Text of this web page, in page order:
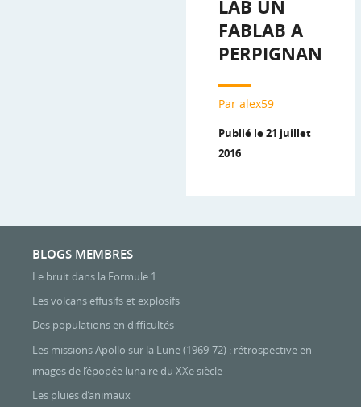
LAB UN
FABLAB A
PERPIGNAN
Par alex59
Publié le 21 juillet
2016
BLOGS MEMBRES
Le bruit dans la Formule 1
Les volcans effusifs et explosifs
Des populations en difficultés
Les missions Apollo sur la Lune (1969-72) : rétrospective en
images de l’épopée lunaire du XXe siècle
Les pluies d’animaux